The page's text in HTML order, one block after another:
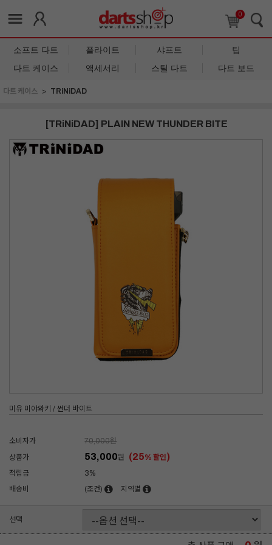
0
소프트 다트 플라이트 샤프트
팁
다트 케이스
액세서리 스틸 다트 다트 보드
다트 케이스 TRiNiDAD
[TRiNiDAD] PLAIN NEW THUNDER BITE
미유 미야와키 / 썬더 바이트
소비자가 70,000원
상품가
53,000원 (25% 할인)
적립금
3%
배송비
(조건) 지역별
선택